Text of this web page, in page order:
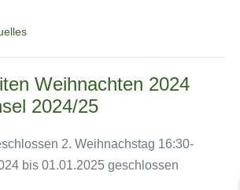
Weihnachten 2024
2024/25
2. Weihnachstag 16:30-
bis 01.01.2025 geschlossen